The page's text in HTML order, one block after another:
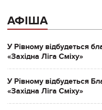
АФІША
У Рівному відбудеться
«Західна Ліга Сміху»
У Рівному відбудеться
«Західна Ліга Сміху»